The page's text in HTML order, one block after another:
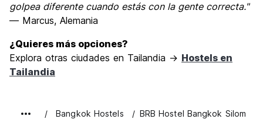
golpea diferente cuando estás con la gente correcta."
— Marcus, Alemania
¿Quieres más opciones?
Explora otras ciudades en Tailandia → Hostels en
Tailandia
Bangkok Hostels BRB Hostel Bangkok Silom